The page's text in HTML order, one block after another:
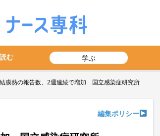
読む 学ぶ
結膜熱の報告数、2週連続で増加 国立感染症研究所
編集ポリシー